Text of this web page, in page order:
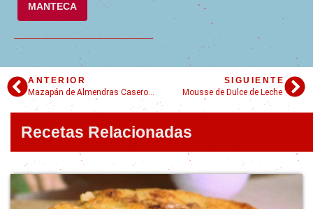
MANTECA
ANTERIOR
Mazapán de Almendras Casero: ¡Receta fácil!
SIGUIENTE
Mousse de Dulce de Leche
Recetas Relacionadas